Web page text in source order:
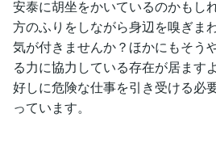
安泰に胡坐をかいているのかもし
方のふりをしながら身辺を嗅ぎま
気が付きませんか？ほかにもそう
る力に協力している存在が居ます
好しに危険な仕事を引き受ける必
っています。